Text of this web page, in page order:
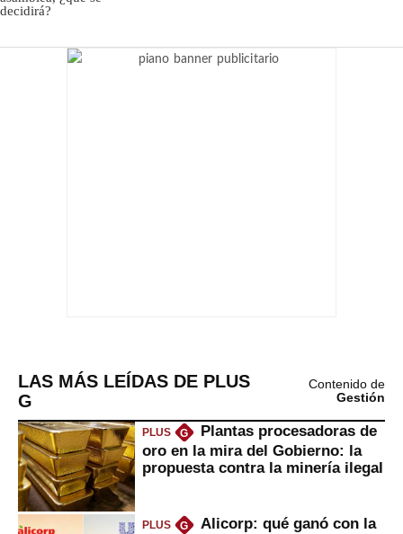
LAS MÁS LEÍDAS DE PLUS
G
Contenido de
Gestión
PLUS G
Plantas procesadoras de
oro en la mira del Gobierno: la
propuesta contra la minería ilegal
PLUS G
Alicorp: qué ganó con la